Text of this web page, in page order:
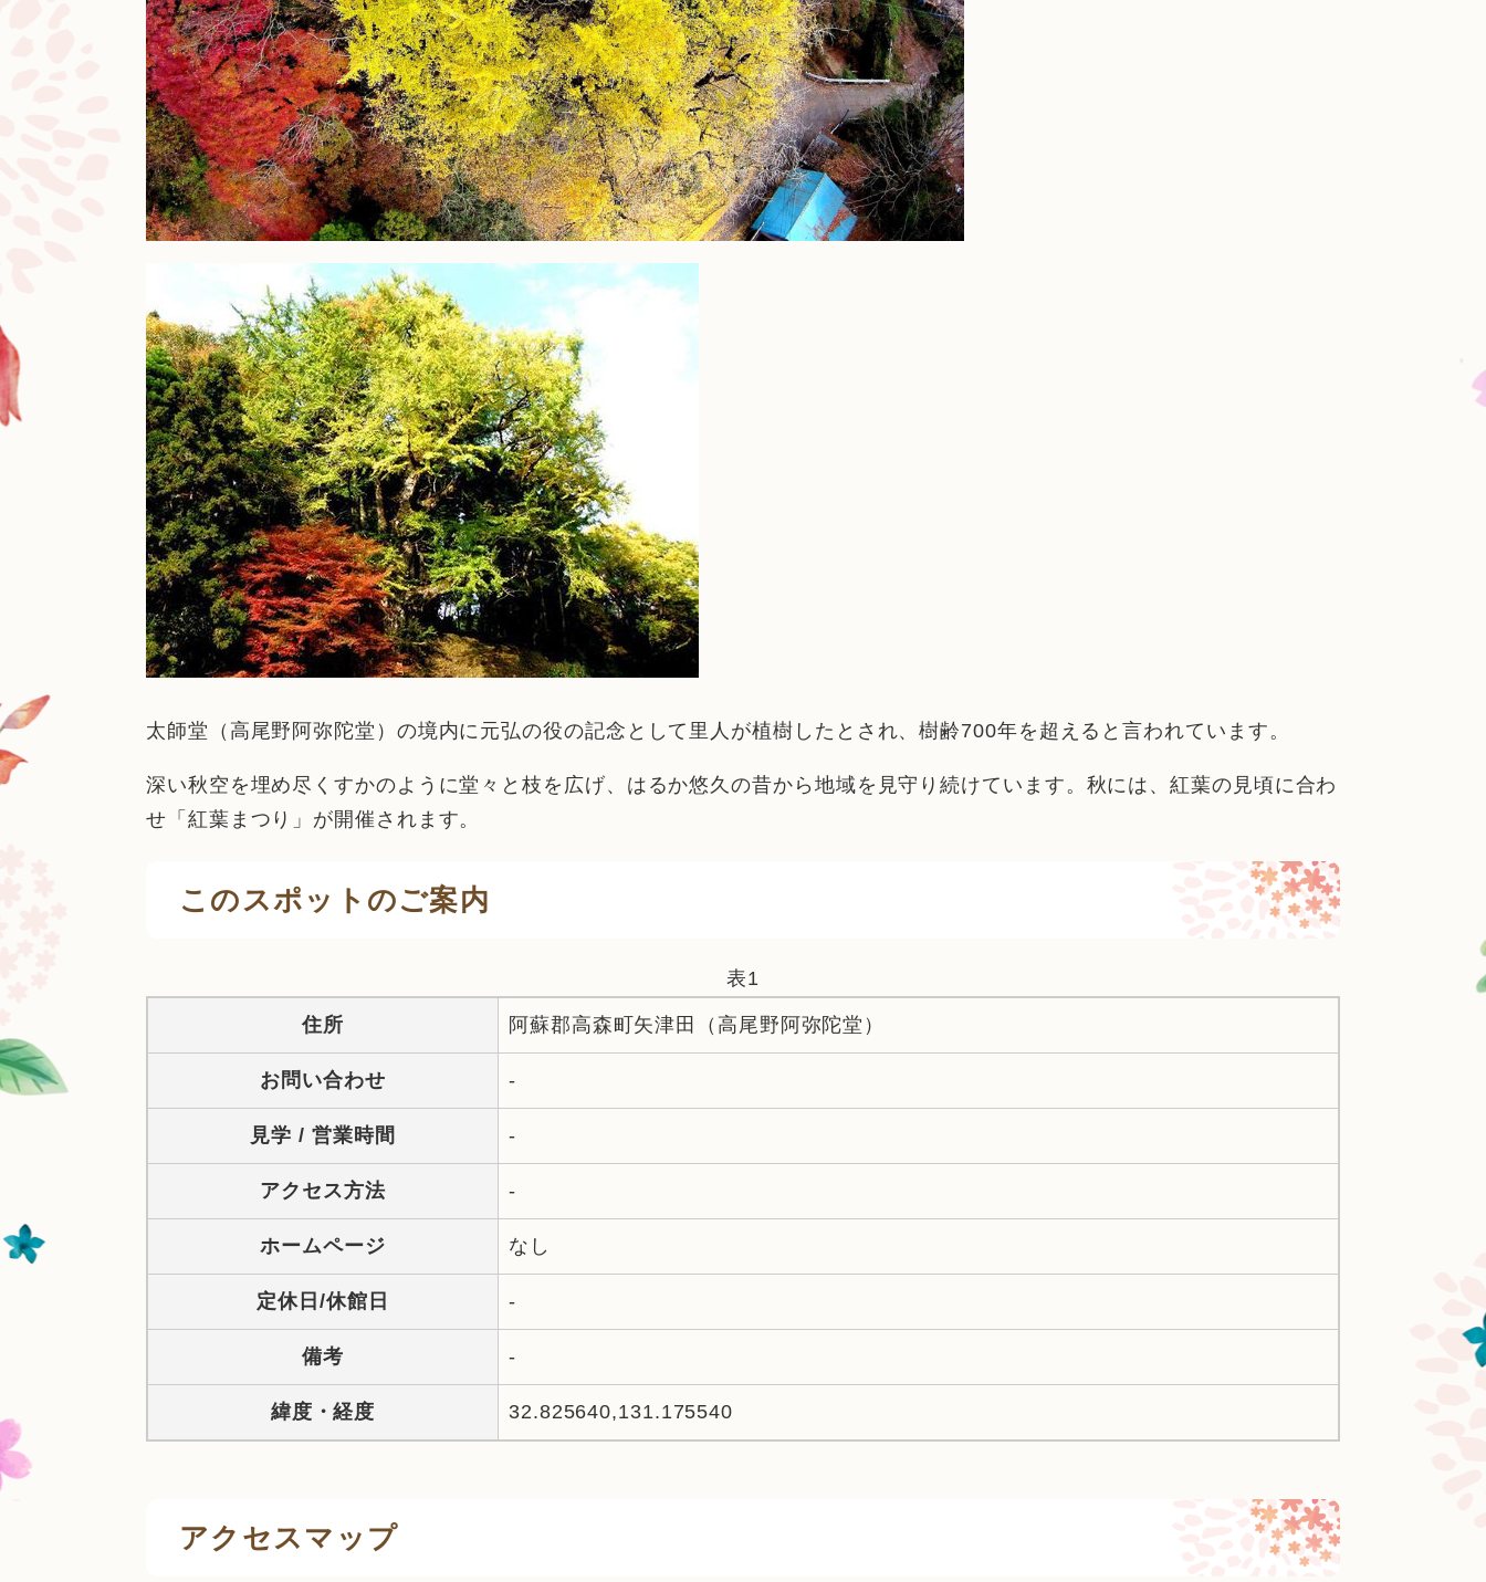
太師堂（高尾野阿弥陀堂）の境内に元弘の役の記念として里人が植樹したとされ、樹齢700年を超えると言われています。
深い秋空を埋め尽くすかのように堂々と枝を広げ、はるか悠久の昔から地域を見守り続けています。秋には、紅葉の見頃に合わ
せ「紅葉まつり」が開催されます。
このスポットのご案内
表1
住所 阿蘇郡高森町矢津田（高尾野阿弥陀堂）
お問い合わせ -
見学 / 営業時間 -
アクセス方法 -
ホームページ なし
定休日/休館日 -
備考 -
緯度・経度 32.825640,131.175540
アクセスマップ